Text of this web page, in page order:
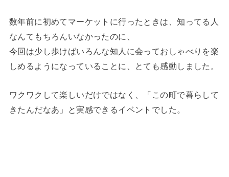
数年前に初めてマーケットに行ったときは、知ってる人
なんてもちろんいなかったのに、
今回は少し歩けばいろんな知人に会っておしゃべりを楽
しめるようになっていることに、とても感動しました。
ワクワクして楽しいだけではなく、「この町で暮らして
きたんだなあ」と実感できるイベントでした。